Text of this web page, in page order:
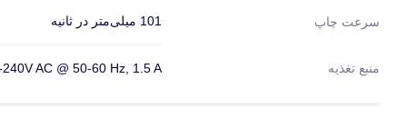
سرعت چاپ 101 میلی‌متر در ثانیه
منبع تغذیه AC @ 50-60 Hz, 1.5 A